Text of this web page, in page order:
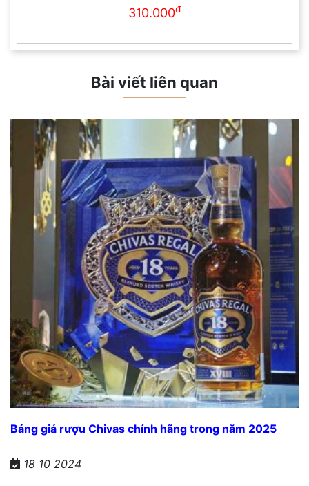
310.000đ
Bài viết liên quan
Bảng giá rượu Chivas chính hãng trong năm 2025
18 10 2024